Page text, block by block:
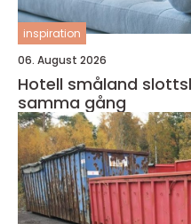
inspiration
06. August 2026
Hotell småland slottsliv, skogar och sjöar på
samma gång